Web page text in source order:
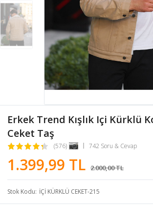
Erkek Trend Kışlık Içi Kürklü
Ceket Taş
(576) 742 Soru & Cevap
1.399,99 TL 2.000,00 TL
Stok Kodu İÇİ KÜRKLÜ CEKET-215